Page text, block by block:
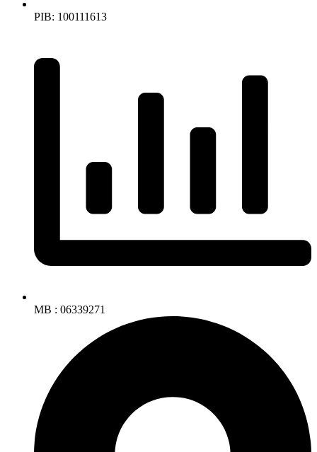
PIB: 100111613
MB : 06339271